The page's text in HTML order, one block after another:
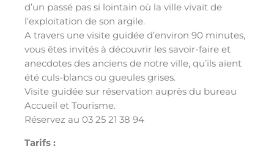
d’un passé pas si lointain où la ville vivait de
l’exploitation de son argile.
A travers une visite guidée d’environ 90 minutes,
vous êtes invités à découvrir les savoir-faire et
anecdotes des anciens de notre ville, qu’ils aient
été culs-blancs ou gueules grises.
Visite guidée sur réservation auprès du bureau
Accueil et Tourisme.
Réservez au 03 25 21 38 94
Tarifs :